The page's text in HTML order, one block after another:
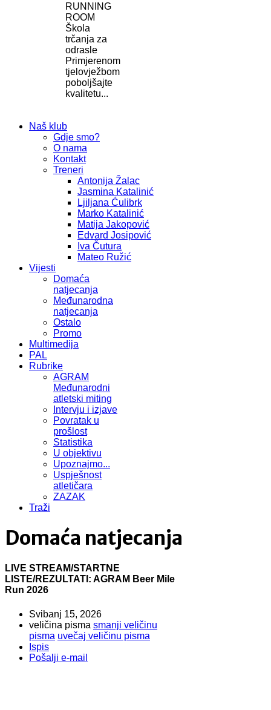
RUNNING
ROOM
Škola
trčanja za
odrasle
Primjerenom
tjelovježbom
poboljšajte
kvalitetu...
Naš klub
Gdje smo?
O nama
Kontakt
Treneri
Antonija Žalac
Jasmina Katalinić
Ljiljana Ćulibrk
Marko Katalinić
Matija Jakopović
Edvard Josipović
Iva Čutura
Mateo Ružić
Vijesti
Domaća
natjecanja
Međunarodna
natjecanja
Ostalo
Promo
Multimedija
PAL
Rubrike
AGRAM
Međunarodni
atletski miting
Intervju i izjave
Povratak u
prošlost
Statistika
U objektivu
Upoznajmo...
Uspješnost
atletičara
ZAZAK
Traži
Domaća natjecanja
LIVE STREAM/STARTNE
LISTE/REZULTATI: AGRAM Beer Mile
Run 2026
Svibanj 15, 2026
veličina pisma smanji veličinu
pisma uvečaj veličinu pisma
Ispis
Pošalji e-mail